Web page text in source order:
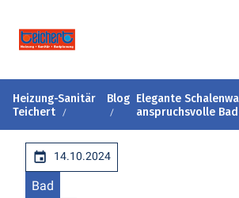
Heizung-Sanitär
Teichert
Blog Elegante
anspruchsvolle
14.10.2024
Bad